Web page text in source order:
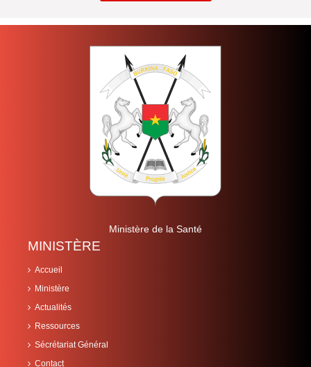
Ministère de la Santé
MINISTÈRE
Accueil
Ministère
Actualités
Ressources
Sécrétariat Général
Contact